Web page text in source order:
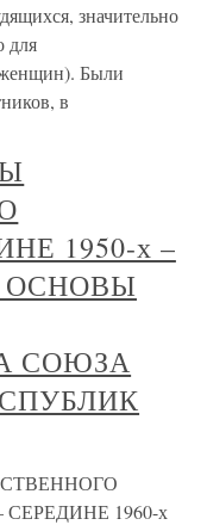
значительно
для
женщин). Были
в
1950-х –
ОСНОВЫ
СОЮЗА
1960-х